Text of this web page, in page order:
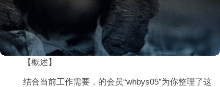
【概述】
结合当前工作需要，的会员“whbys05”为你整理了这